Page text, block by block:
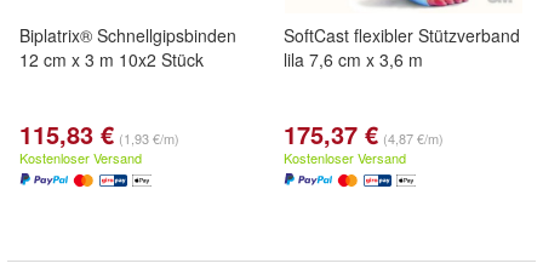
Biplatrix® Schnellgipsbinden
12 cm x 3 m 10x2 Stück
115,83 € (1,93 €/m)
Kostenloser Versand
SoftCast flexibler Stützverband
lila 7,6 cm x 3,6 m
175,37 € (4,87 €/m)
Kostenloser Versand